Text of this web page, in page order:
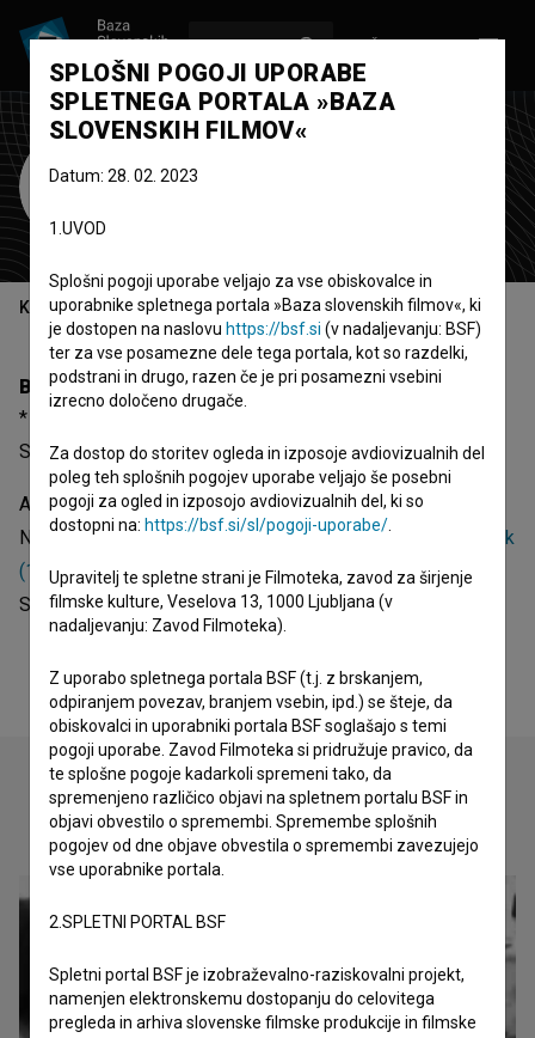
Andrej Stojan
Kazalo
Biografija
* 12.11.1934, Celje, Slovenija † 25.10.2010, Ljubljana,
Slovenija
Andrej Stojan, rojen 12.11.1934 (Celje, Slovenija), je režiser.
Najodmevnejša projekta, pri katerih je sodeloval, sta
Heretik
(1986)inP.S. (1988). Umrl je 25.10.2010 (Ljubljana,
Slovenija).
Oglejte si
SPLOŠNI POGOJI UPORABE
SPLETNEGA PORTALA »BAZA
SLOVENSKIH FILMOV«
Datum: 28. 02. 2023
1.UVOD
Splošni pogoji uporabe veljajo za vse obiskovalce in
uporabnike spletnega portala »Baza slovenskih filmov«, ki
je dostopen na naslovu https://bsf.si (v nadaljevanju: BSF)
ter za vse posamezne dele tega portala, kot so razdelki,
podstrani in drugo, razen če je pri posamezni vsebini
izrecno določeno drugače.
Za dostop do storitev ogleda in izposoje avdiovizualnih del
poleg teh splošnih pogojev uporabe veljajo še posebni
pogoji za ogled in izposojo avdiovizualnih del, ki so
dostopni na: https://bsf.si/sl/pogoji-uporabe/
Upravitelj te spletne strani je Filmoteka, zavod za širjenje
filmske kulture, Veselova 13, 1000 Ljubljana (v
nadaljevanju: Zavod Filmoteka).
Z uporabo spletnega portala BSF (t.j. z brskanjem,
odpiranjem povezav, branjem vsebin, ipd.) se šteje, da
obiskovalci in uporabniki portala BSF soglašajo s temi
pogoji uporabe. Zavod Filmoteka si pridružuje pravico, da
te splošne pogoje kadarkoli spremeni tako, da
spremenjeno različico objavi na spletnem portalu BSF in
objavi obvestilo o spremembi. Spremembe splošnih
pogojev od dne objave obvestila o spremembi zavezujejo
vse uporabnike portala.
2.SPLETNI PORTAL BSF
Spletni portal BSF je izobraževalno-raziskovalni projekt,
namenjen elektronskemu dostopanju do celovitega
pregleda in arhiva slovenske filmske produkcije in filmske